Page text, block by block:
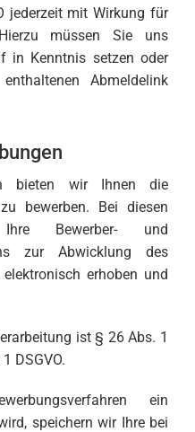
jederzeit mit Wirkung für
müssen Sie uns
in Kenntnis setzen oder
Abmeldelink
bieten wir Ihnen die
bewerben. Bei diesen
Ihre Bewerber- und
zur Abwicklung des
erhoben und
ist § 26 Abs. 1
DSGVO.
ein
speichern wir Ihre bei